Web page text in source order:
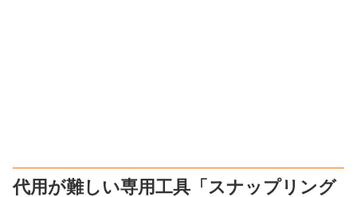
代用が難しい専用工具「スナップリング